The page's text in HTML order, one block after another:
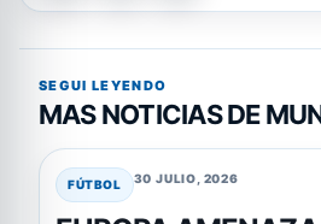
SEGUI LEYENDO
MAS NOTICIAS DE
FÚTBOL 30 JULIO, 2026